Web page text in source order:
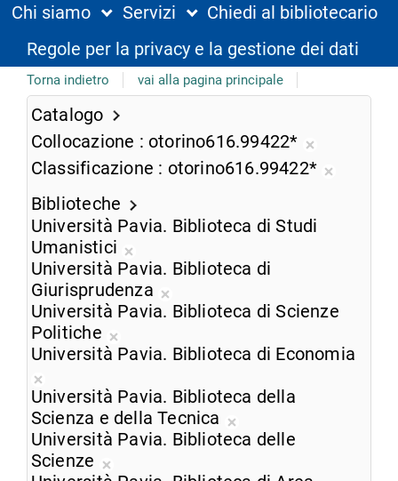
Chi siamo Servizi
Chiedi al bibliotecario
Regole per la privacy e la gestione dei dati
Torna indietro vai alla pagina principale
Catalogo
Collocazione
otorino616.99422*
Rimuovi
dalla
corrente
Classificazione
otorino616.99422*
Biblioteche
Università Pavia. Biblioteca di Studi
Umanistici
Rimuovi
dalla
ricerca
Università Pavia. Biblioteca di
Giurisprudenza
Rimuovi
ricerca
Università Pavia. Biblioteca di Scienze
Politiche
Rimuovi
ricerca
corrente
Università Pavia. Biblioteca di Economia
Rimuovi
dalla
ricerca
corrente
Università Pavia. Biblioteca della
Scienza e della Tecnica
Rimuovi
Università Pavia. Biblioteca delle
Scienze